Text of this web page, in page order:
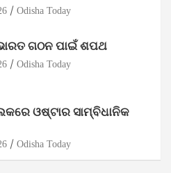
Odisha Today
ଗଠନ ପାଇଁ ଶପଥ
Odisha Today
ଓଷ୍ଟାର ସାମ୍ବିଧାନିକ
Odisha Today